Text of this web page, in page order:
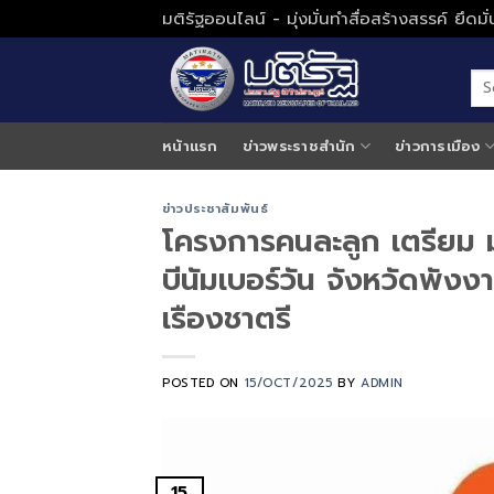
to
มติรัฐออนไลน์ - มุ่งมั่นทำสื่อสร้างสรรค์ ยึดมั่
หน้าแรก ข่าวพระราชสำนัก ข่าวการเมือง
ข่าวประชาสัมพันธ์
โครงการคนละลูก เตรีย
บีนัมเบอร์วัน จังหวัดพัง
เรืองชาตรี
POSTED ON 15/OCT/2025 BYADMIN